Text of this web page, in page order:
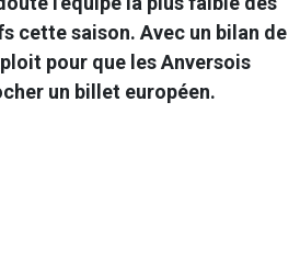
cette saison. Avec un bilan de
pour que les Anversois
un billet européen.